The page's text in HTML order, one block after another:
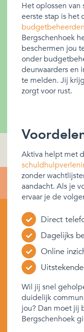
Het oplossen
eerste stap is het
Bergschenhoek
beschermen jou
onder
deurwaarders en
te melden. Jij
zorgt voor rust.
Aktiva helpt met
zonder
aandacht. Als je
ervaar je de
Direct
Dagelijks
Online
Wil jij snel
duidelijk
jou? Dan moet jij
Bergschenhoek